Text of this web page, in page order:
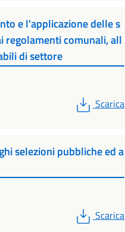
e l'applicazione delle s
regolamenti comunali, all
di settore
PDF
Scarica
selezioni pubbliche ed a
PDF
Scarica